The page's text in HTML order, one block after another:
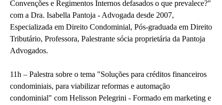
Convenções e Regimentos Internos defasados o que prevalece?"
com a Dra. Isabella Pantoja - Advogada desde 2007,
Especializada em Direito Condominial, Pós-graduada em Direito
Tributário, Professora, Palestrante sócia proprietária da Pantoja
Advogados.
11h – Palestra sobre o tema "Soluções para créditos financeiros
condominiais, para viabilizar reformas e automação
condominial" com Helisson Pelegrini - Formado em marketing e